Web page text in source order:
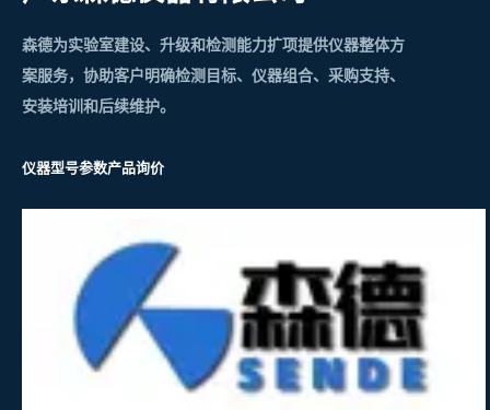
森德为实验室建设、升级和检测能力扩项提供仪器整体方
案服务，协助客户明确检测目标、仪器组合、采购支持、
安装培训和后续维护。
仪器型号参数产品询价